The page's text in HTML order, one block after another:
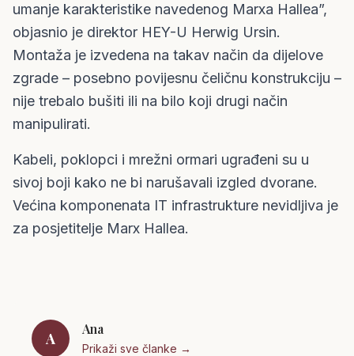
umanje karakteristike navedenog Marxa Hallea”,
objasnio je direktor HEY-U Herwig Ursin.
Montaža je izvedena na takav način da dijelove
zgrade – posebno povijesnu čeličnu konstrukciju –
nije trebalo bušiti ili na bilo koji drugi način
manipulirati.
Kabeli, poklopci i mrežni ormari ugrađeni su u
sivoj boji kako ne bi narušavali izgled dvorane.
Većina komponenata IT infrastrukture nevidljiva je
za posjetitelje Marx Hallea.
A
Ana
Prikaži sve članke →